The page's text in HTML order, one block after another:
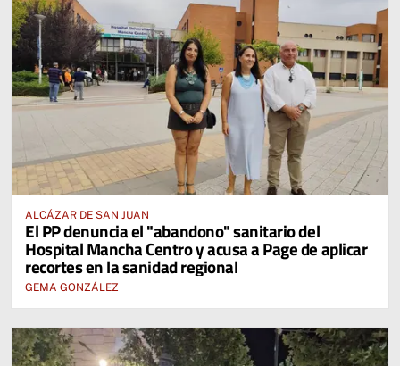
ALCÁZAR DE SAN JUAN
El PP denuncia el "abandono" sanitario del
Hospital Mancha Centro y acusa a Page de aplicar
recortes en la sanidad regional
GEMA GONZÁLEZ